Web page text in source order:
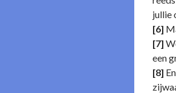
jullie
[6]
[7]
een
[8]